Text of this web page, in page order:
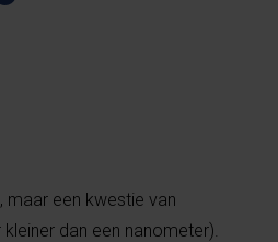
een kwestie van
dan een nanometer).